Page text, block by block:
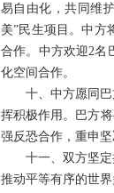
易自由化，共同维
美”民生项目。中方
合作。中方欢迎2名
化空间合作。
十、中方愿同
挥积极作用。巴方
强反恐合作，重申
十一、双方坚
推动平等有序的世